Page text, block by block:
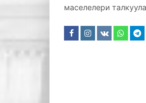
маселелери